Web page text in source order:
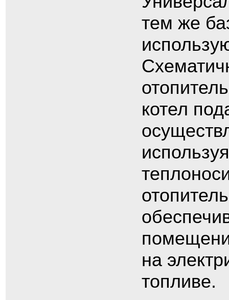
тем же
котел
на
топливе.